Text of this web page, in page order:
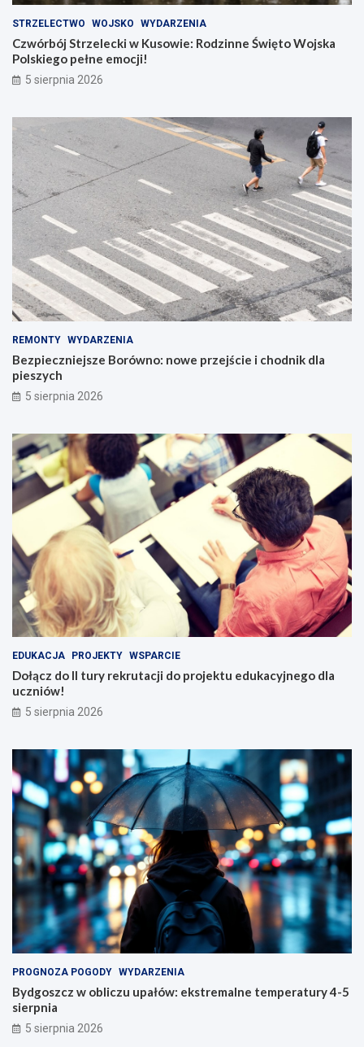
STRZELECTWO WOJSKO WYDARZENIA
Czwórbój Strzelecki w Kusowie: Rodzinne Święto Wojska
Polskiego pełne emocji!
5 sierpnia 2026
REMONTY WYDARZENIA
Bezpieczniejsze Borówno: nowe przejście i chodnik dla
pieszych
5 sierpnia 2026
EDUKACJA PROJEKTY WSPARCIE
Dołącz do II tury rekrutacji do projektu edukacyjnego dla
uczniów!
5 sierpnia 2026
PROGNOZA POGODY WYDARZENIA
Bydgoszcz w obliczu upałów: ekstremalne temperatury 4-5
sierpnia
5 sierpnia 2026